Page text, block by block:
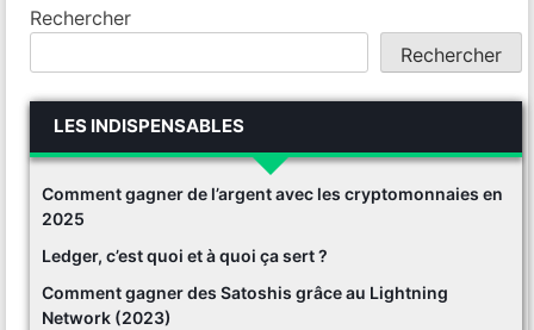
Rechercher
Rechercher
LES INDISPENSABLES
Comment gagner de l’argent avec les cryptomonnaies en
2025
Ledger, c’est quoi et à quoi ça sert ?
Comment gagner des Satoshis grâce au Lightning
Network (2023)